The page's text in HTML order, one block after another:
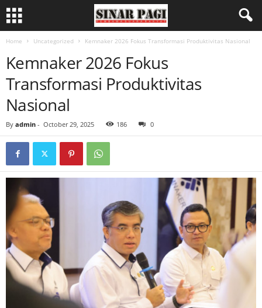
Home Uncategorized Kemnaker 2026 Fokus Transformasi Produktivitas Nasional
Kemnaker 2026 Fokus
Transformasi Produktivitas
Nasional
By admin - October 29, 2025 186 0